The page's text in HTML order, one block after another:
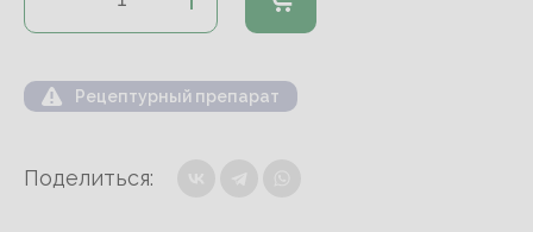
Рецептурный препарат
Поделиться: